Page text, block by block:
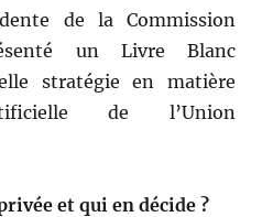
de la Commission
un Livre Blanc
stratégie en matière
de l’Union
et qui en décide ?